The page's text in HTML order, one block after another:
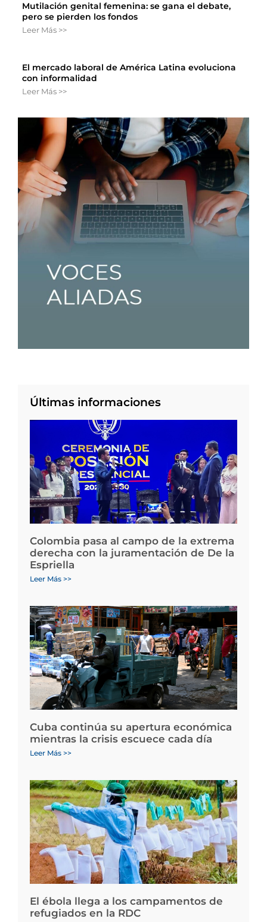
Mutilación genital femenina: se gana el debate,
pero se pierden los fondos
Leer Más >>
El mercado laboral de América Latina evoluciona
con informalidad
Leer Más >>
Últimas informaciones
Colombia pasa al campo de la extrema
derecha con la juramentación de De la
Espriella
Leer Más >>
Cuba continúa su apertura económica
mientras la crisis escuece cada día
Leer Más >>
El ébola llega a los campamentos de
refugiados en la RDC